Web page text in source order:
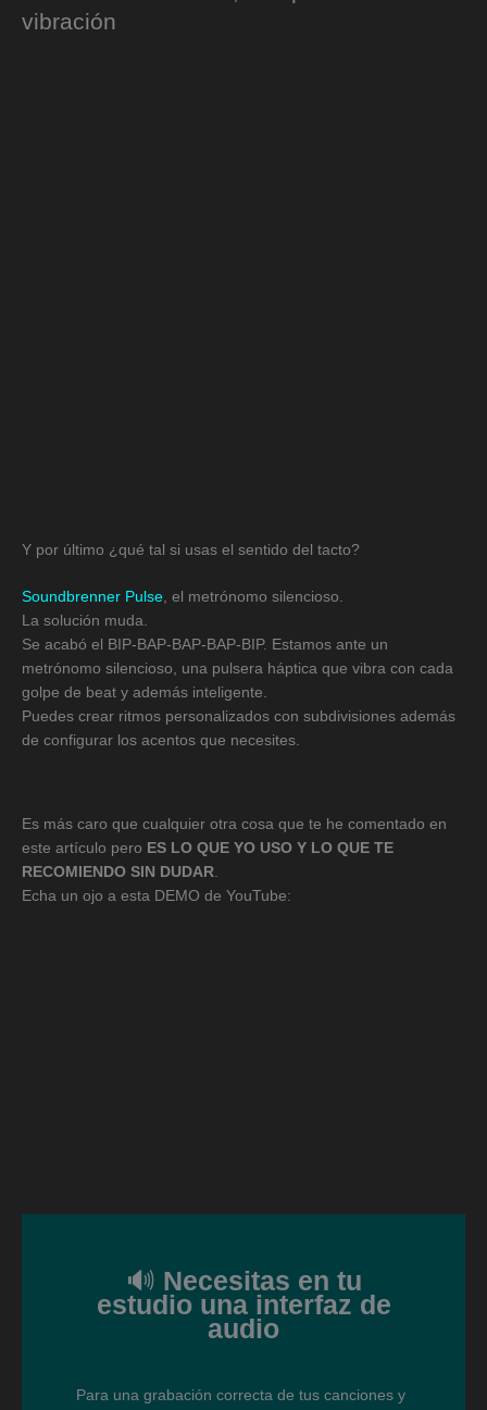
vibración
Y por último ¿qué tal si usas el sentido del tacto?
Soundbrenner Pulse, el metrónomo silencioso.
La solución muda.
Se acabó el BIP-BAP-BAP-BAP-BIP. Estamos ante un
metrónomo silencioso, una pulsera háptica que vibra con cada
golpe de beat y además inteligente.
Puedes crear ritmos personalizados con subdivisiones además
de configurar los acentos que necesites.
Es más caro que cualquier otra cosa que te he comentado en
este artículo pero ES LO QUE YO USO Y LO QUE TE
RECOMIENDO SIN DUDAR
Echa un ojo a esta DEMO de YouTube:
🔊 Necesitas en tu
estudio una interfaz de
audio
Para una grabación correcta de tus canciones y